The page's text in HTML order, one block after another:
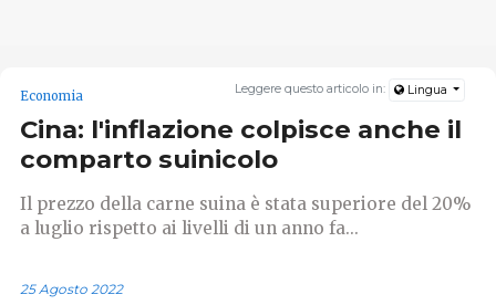
Leggere questo articolo in: Lingua
Economia
Cina: l'inflazione colpisce anche il
comparto suinicolo
Il prezzo della carne suina è stata superiore del 20%
a luglio rispetto ai livelli di un anno fa...
25 Agosto 2022